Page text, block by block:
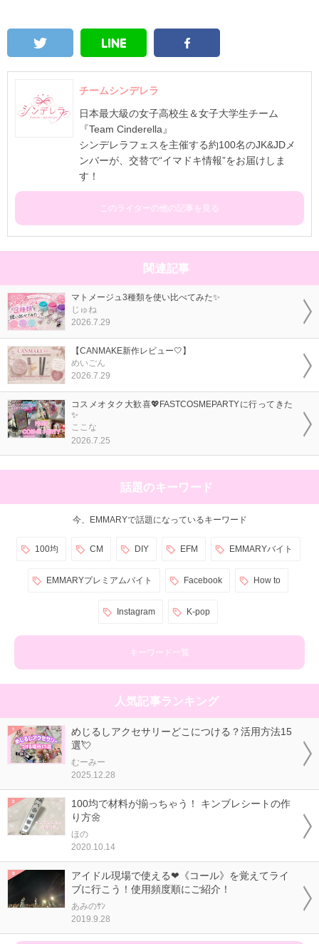
チームシンデレラ
日本最大級の女子高校生＆女子大学生チーム
『Team Cinderella』
シンデレラフェスを主催する約100名のJK&JDメ
ンバーが、交替で“イマドキ情報”をお届けしま
す！
このライターの他の記事を見る
関連記事
マトメージュ3種類を使い比べてみた✨
じゅね
2026.7.29
【CANMAKE新作レビュー🤍】
めいごん
2026.7.29
コスメオタク大歓喜💖FASTCOSMEPARTYに行ってきた
✨
ここな
2026.7.25
話題のキーワード
今、EMMARYで話題になっているキーワード
100均 CM DIY EFM EMMARYバイト
EMMARYプレミアムバイト Facebook How to
Instagram K-pop
キーワード一覧
人気記事ランキング
めじるしアクセサリーどこにつける？活用方法15
選💘
むーみー
2025.12.28
100均で材料が揃っちゃう！ キンブレシートの作
り方🌼
ほの
2020.10.14
アイドル現場で使える❤《コール》を覚えてライ
ブに行こう！使用頻度順にご紹介！
あみのｻﾝ
2019.9.28